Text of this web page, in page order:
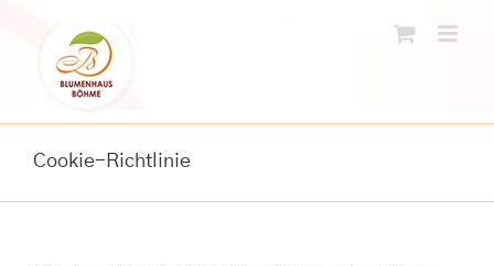
content
Cookie-Richtlinie